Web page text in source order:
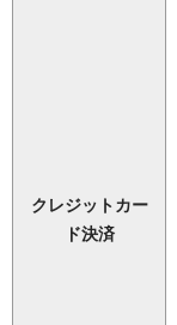
クレジットカー
ド決済